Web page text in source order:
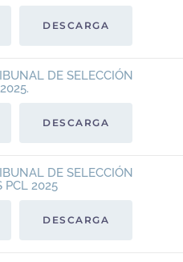
DESCARGA
DE SELECCIÓN
DESCARGA
DE SELECCIÓN
PCL 2025
DESCARGA